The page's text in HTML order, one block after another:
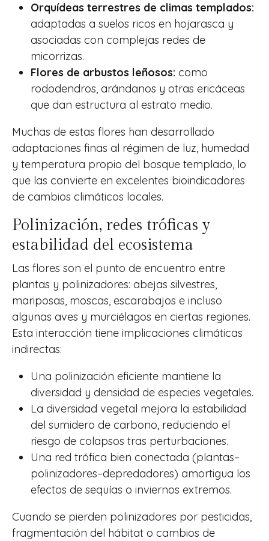
Orquídeas terrestres de climas templados:
adaptadas a suelos ricos en hojarasca y
asociadas con complejas redes de
micorrizas.
Flores de arbustos leñosos: como
rododendros, arándanos y otras ericáceas
que dan estructura al estrato medio.
Muchas de estas flores han desarrollado
adaptaciones finas al régimen de luz, humedad
y temperatura propio del bosque templado, lo
que las convierte en excelentes bioindicadores
de cambios climáticos locales.
Polinización, redes tróficas y
estabilidad del ecosistema
Las flores son el punto de encuentro entre
plantas y polinizadores: abejas silvestres,
mariposas, moscas, escarabajos e incluso
algunas aves y murciélagos en ciertas regiones.
Esta interacción tiene implicaciones climáticas
indirectas:
Una polinización eficiente mantiene la
diversidad y densidad de especies vegetales.
La diversidad vegetal mejora la estabilidad
del sumidero de carbono, reduciendo el
riesgo de colapsos tras perturbaciones.
Una red trófica bien conectada (plantas–
polinizadores–depredadores) amortigua los
efectos de sequías o inviernos extremos.
Cuando se pierden polinizadores por pesticidas,
fragmentación del hábitat o cambios de